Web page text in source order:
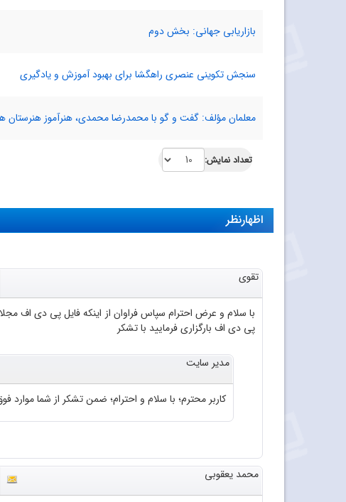
بازاریابی جهانی: بخش دوم
سنجش تکوینی عنصری راهگشا برای بهبود آموزش و یادگیری
معلمان مؤلف: گفت و گو با محمدرضا محمدی، هنرآموز
تعداد نمایش:
اظهارنظر
تقوی
پی دی اف بارگزاری فرمایید با تشکر
مدیر سایت
کاربر محترم؛ با سلام و احترام؛ ضمن تشکر از شما موارد
محمد یعقوبی